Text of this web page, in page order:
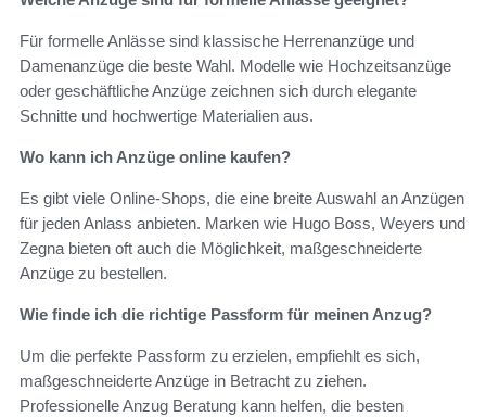
Für formelle Anlässe sind klassische Herrenanzüge und
Damenanzüge die beste Wahl. Modelle wie Hochzeitsanzüge
oder geschäftliche Anzüge zeichnen sich durch elegante
Schnitte und hochwertige Materialien aus.
Wo kann ich Anzüge online kaufen?
Es gibt viele Online-Shops, die eine breite Auswahl an Anzügen
für jeden Anlass anbieten. Marken wie Hugo Boss, Weyers und
Zegna bieten oft auch die Möglichkeit, maßgeschneiderte
Anzüge zu bestellen.
Wie finde ich die richtige Passform für meinen Anzug?
Um die perfekte Passform zu erzielen, empfiehlt es sich,
maßgeschneiderte Anzüge in Betracht zu ziehen.
Professionelle Anzug Beratung kann helfen, die besten